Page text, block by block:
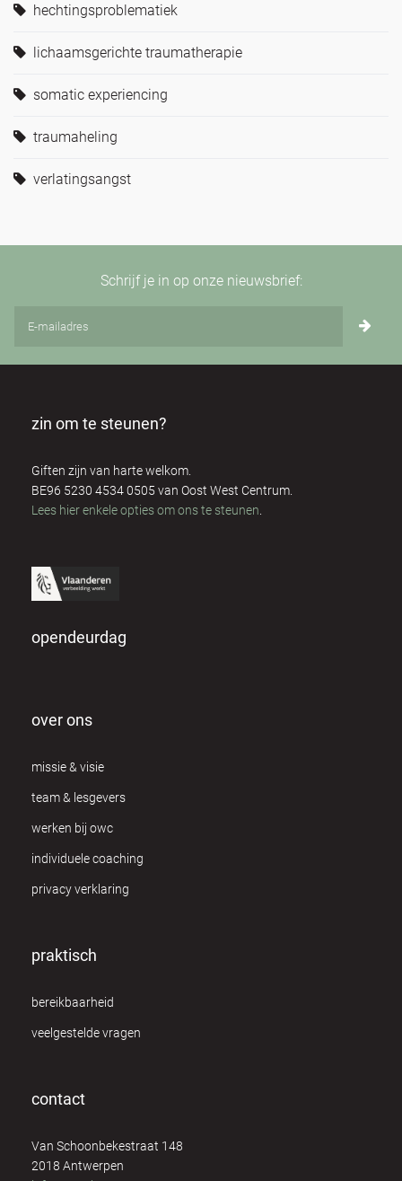
hechtingsproblematiek
lichaamsgerichte traumatherapie
somatic experiencing
traumaheling
verlatingsangst
Schrijf je in op onze nieuwsbrief:
zin om te steunen?
Giften zijn van harte welkom.
BE96 5230 4534 0505 van Oost West Centrum.
Lees hier enkele opties om ons te steunen
opendeurdag
over ons
missie & visie
team & lesgevers
werken bij owc
individuele coaching
privacy verklaring
praktisch
bereikbaarheid
veelgestelde vragen
contact
Van Schoonbekestraat 148
2018 Antwerpen